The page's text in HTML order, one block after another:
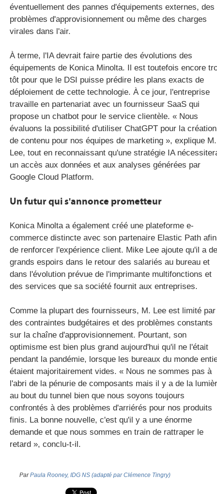
éventuellement des pannes d'équipements externes, des
problèmes d'approvisionnement ou même des charges
virales dans l'air.
À terme, l'IA devrait faire partie des évolutions des
équipements de Konica Minolta. Il est toutefois encore
tôt pour que le DSI puisse prédire les plans exacts de
déploiement de cette technologie. À ce jour, l'entreprise
travaille en partenariat avec un fournisseur SaaS qui
propose un chatbot pour le service clientèle. « Nous
évaluons la possibilité d'utiliser ChatGPT pour la création
de contenu pour nos équipes de marketing », explique M.
Lee, tout en reconnaissant qu'une stratégie IA
un accès aux données et aux analyses générées par
Google Cloud Platform.
Un futur qui s'annonce prometteur
Konica Minolta a également créé une plateforme e-
commerce distincte avec son partenaire Elastic Path afin
de renforcer l'expérience client. Mike Lee ajoute qu'il a de
grands espoirs dans le retour des salariés au bureau et
dans l'évolution prévue de l'imprimante multifonctions et
des services que sa société fournit aux entreprises.
Comme la plupart des fournisseurs, M. Lee est limité par
des contraintes budgétaires et des problèmes constants
sur la chaîne d'approvisionnement. Pourtant, son
optimisme est bien plus grand aujourd'hui qu'il ne l'était
pendant la pandémie, lorsque les bureaux du monde
étaient majoritairement vides. « Nous ne sommes pas à
l'abri de la pénurie de composants mais il y a de la
au bout du tunnel bien que nous soyons toujours
confrontés à des problèmes d'arriérés pour nos produits
finis. La bonne nouvelle, c'est qu'il y a une énorme
demande et que nous sommes en train de rattraper le
retard », conclu-t-il.
ParPaula Rooney, IDG NS (adapté par Clémence Tingry)